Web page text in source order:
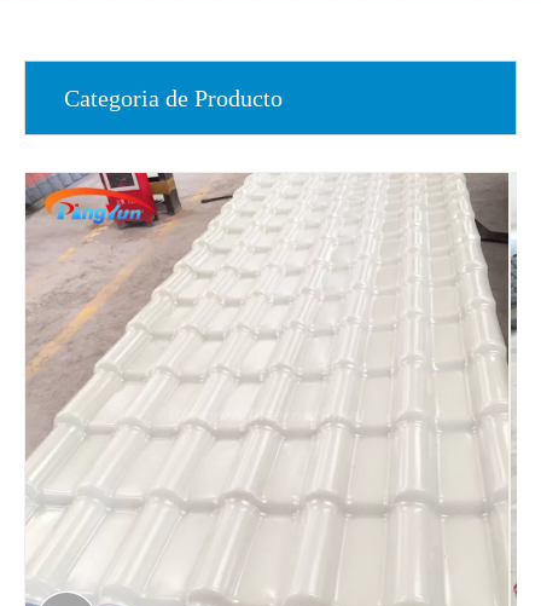
Categoria de Producto